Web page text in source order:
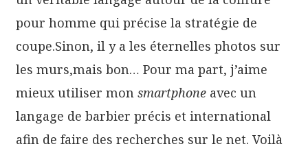
pour homme qui précise la stratégie de
coupe.Sinon, il y a les éternelles photos sur
les murs,mais bon… Pour ma part, j’aime
mieux utiliser mon smartphone avec un
langage de barbier précis et international
afin de faire des recherches sur le net. Voilà